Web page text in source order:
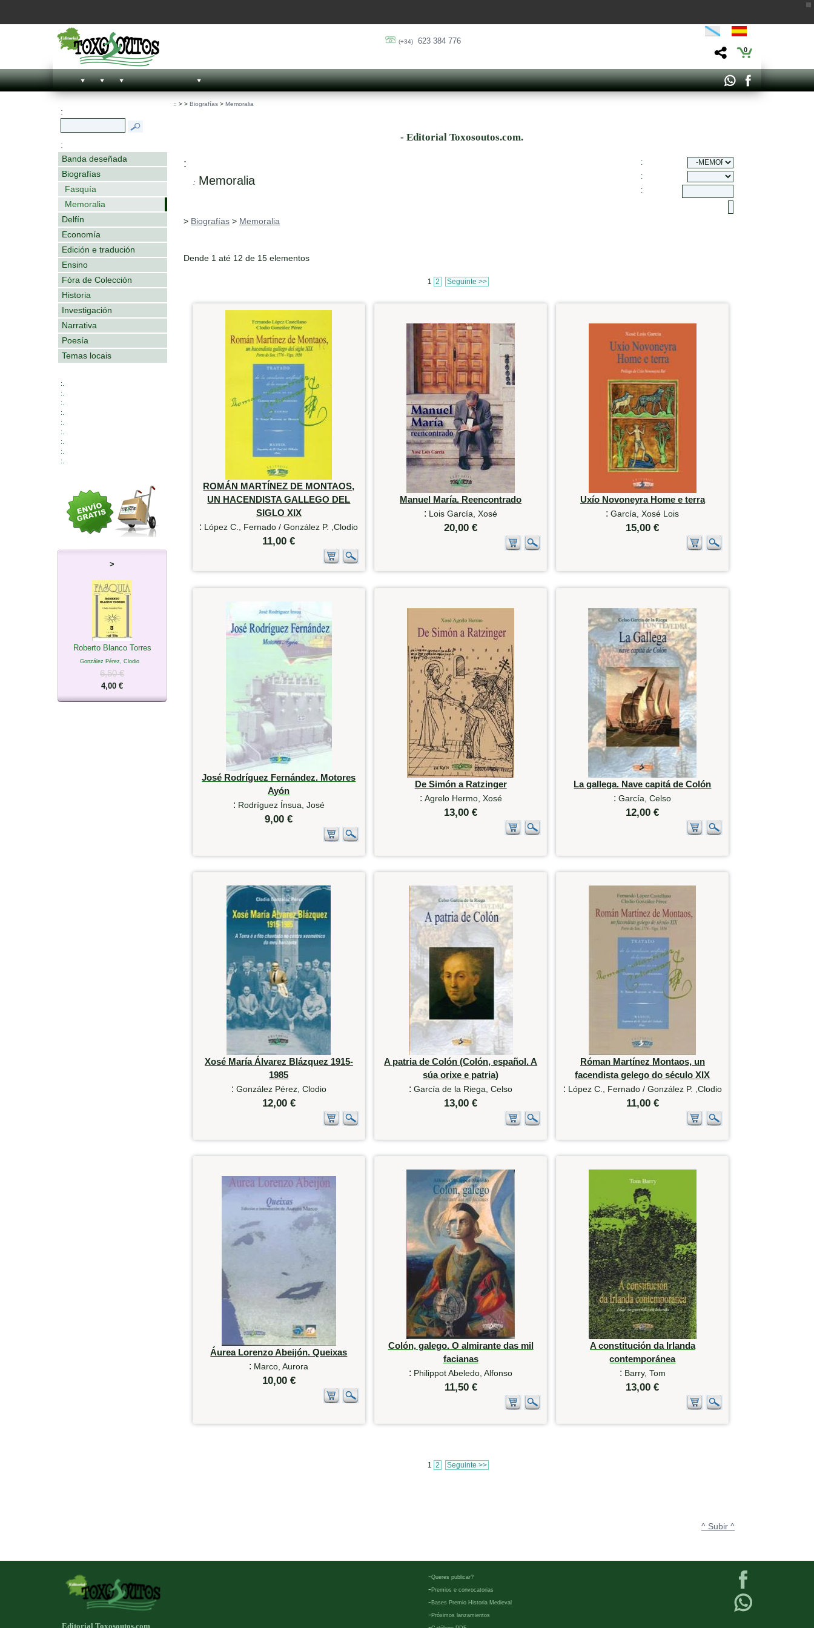
(+34) 623 384 776
0
:
:
Banda deseñada
Biografías
Fasquía
Memoralia
Delfín
Economía
Edición e tradución
Ensino
Fóra de Colección
Historia
Investigación
Narrativa
Poesía
Temas locais
:.
:.
:.
:.
:.
:.
:.
:.
:.
>
Roberto Blanco Torres
González Pérez, Clodio
6,50 €
4,00 €
:: > > Biografías > Memoralia
- Editorial Toxosoutos.com.
:
: Memoralia
:
:
:
> Biografías > Memoralia
Dende 1 até 12 de 15 elementos
1 2 Seguinte >>
ROMÁN MARTÍNEZ DE MONTAOS,
UN HACENDISTA GALLEGO DEL
SIGLO XIX
: López C., Fernado / González P. ,Clodio
11,00 €
Manuel María. Reencontrado
: Lois García, Xosé
20,00 €
Uxío Novoneyra Home e terra
:García, Xosé Lois
15,00 €
José Rodríguez Fernández. Motores
Ayón
: Rodríguez Ínsua, José
9,00 €
De Simón a Ratzinger
: Agrelo Hermo, Xosé
13,00 €
La gallega. Nave capitá de Colón
:García, Celso
12,00 €
Xosé María Álvarez Blázquez 1915-
1985
: González Pérez, Clodio
12,00 €
A patria de Colón (Colón, español. A
súa orixe e patria)
:García de la Riega, Celso
13,00 €
Róman Martínez Montaos, un
facendista gelego do século XIX
: López C., Fernado / González P. ,Clodio
11,00 €
Áurea Lorenzo Abeijón. Queixas
: Marco, Aurora
10,00 €
Colón, galego. O almirante das mil
facianas
: Philippot Abeledo, Alfonso
11,50 €
A constitución da Irlanda
contemporánea
: Barry, Tom
13,00 €
1 2 Seguinte >>
^ Subir ^
Editorial Toxosoutos.com
-Queres publicar?
- Premios e convocatorias
- Bases Premio Historia Medieval
- Próximos lanzamientos